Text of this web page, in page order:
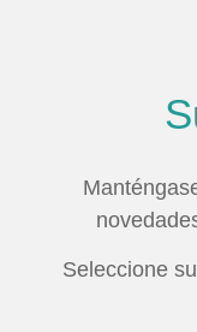
Seleccione